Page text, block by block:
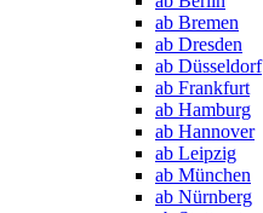
ab Bremen
ab Dresden
ab Düsseldorf
ab Frankfurt
ab Hamburg
ab Hannover
ab Leipzig
ab München
ab Nürnberg